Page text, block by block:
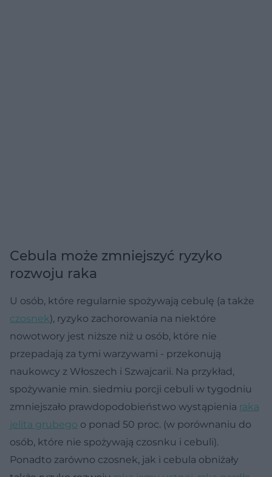
Cebula może zmniejszyć ryzyko
rozwoju raka
U osób, które regularnie spożywają cebulę (a także
czosnek), ryzyko zachorowania na niektóre
nowotwory jest niższe niż u osób, które nie
przepadają za tymi warzywami - przekonują
naukowcy z Włoszech i Szwajcarii. Na przykład,
spożywanie min. siedmiu porcji cebuli w tygodniu
zmniejszało prawdopodobieństwo wystąpienia raka
jelita grubego o ponad 50 proc. (w porównaniu do
osób, które nie spożywają czosnku i cebuli).
Ponadto zarówno czosnek, jak i cebula obniżały